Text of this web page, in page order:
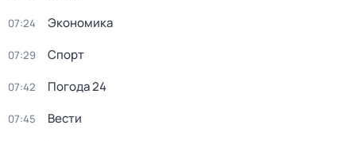
07:24 Экономика
07:29 Спорт
07:42 Погода 24
07:45 Вести